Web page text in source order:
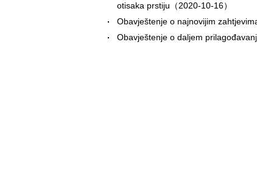
otisaka prstiju （2020-10-16）
Obavještenje o najnovijim
Obavještenje o daljem